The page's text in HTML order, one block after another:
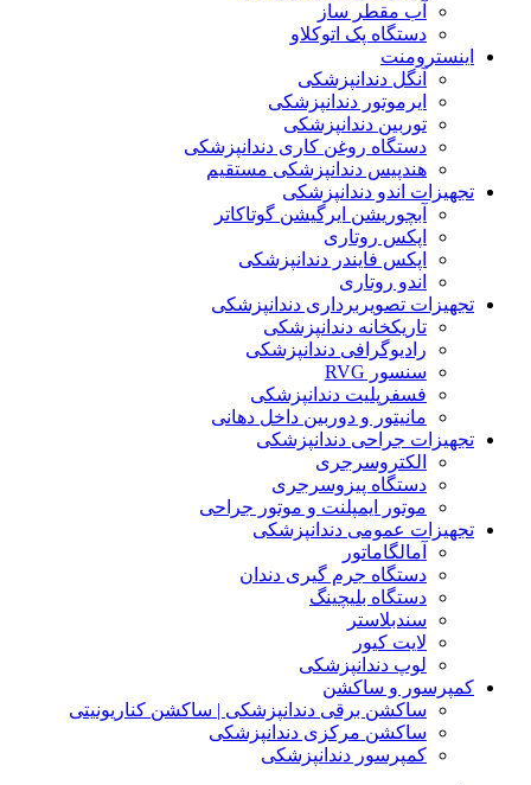
آب مقطر ساز
دستگاه پک اتوکلاو
اینسترومنت
آنگل دندانپزشکی
ایرموتور دندانپزشکی
توربین دندانپزشکی
دستگاه روغن کاری دندانپزشکی
هندپیس دندانپزشکی مستقیم
تجهیزات اندو دندانپزشکی
آبچوریشن ایرگیشن گوتاکاتر
اپکس روتاری
اپکس فایندر دندانپزشکی
اندو روتاری
تجهیزات تصویربرداری دندانپزشکی
تاریکخانه دندانپزشکی
رادیوگرافی دندانپزشکی
سنسور RVG
فسفرپلیت دندانپزشکی
مانیتور و دوربین داخل دهانی
تجهیزات جراحی دندانپزشکی
الکتروسرجری
دستگاه پیزوسرجری
موتور ایمپلنت و موتور جراحی
تجهیزات عمومی دندانپزشکی
آمالگاماتور
دستگاه جرم گیری دندان
دستگاه بلیچینگ
سندبلاستر
لایت کیور
لوپ دندانپزشکی
کمپرسور و ساکشن
ساکشن برقی دندانپزشکی | ساکشن کناریونیتی
ساکشن مرکزی دندانپزشکی
کمپرسور دندانپزشکی